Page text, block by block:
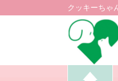
クッキーちゃ